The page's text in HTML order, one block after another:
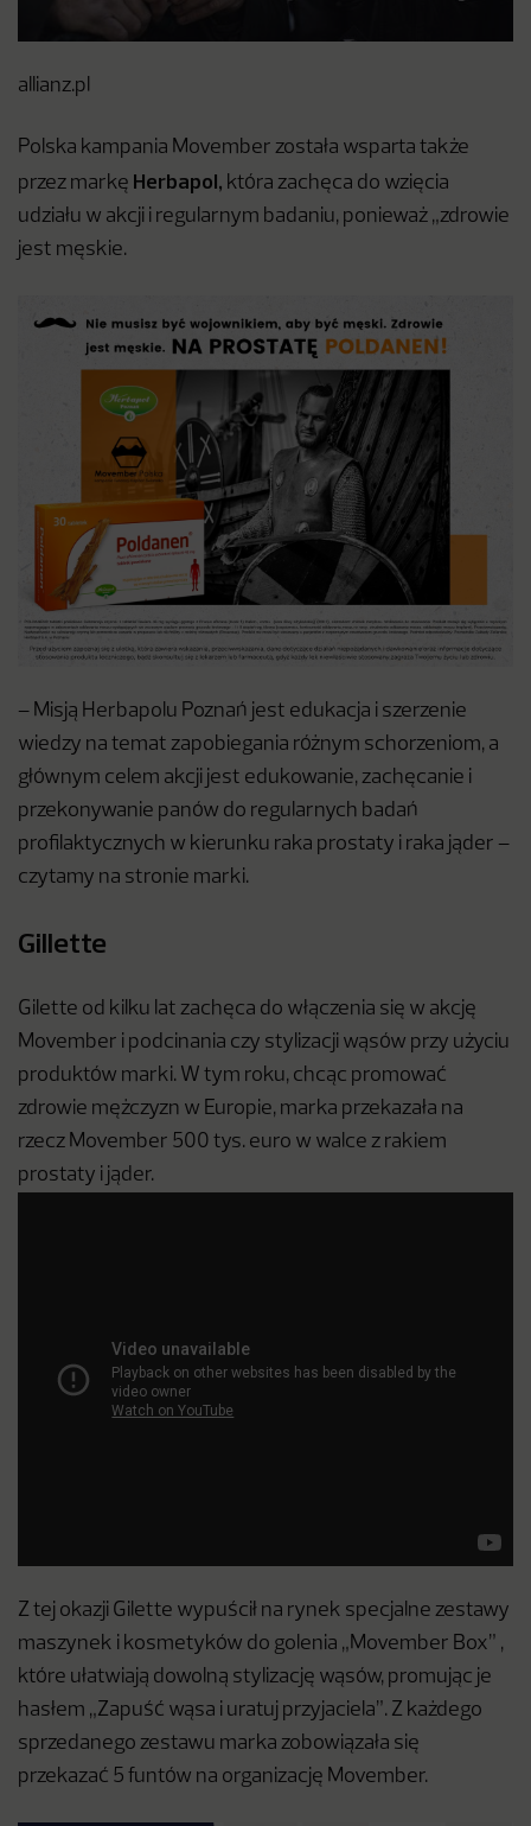
allianz.pl
Polska kampania Movember została wsparta także
przez markę Herbapol, która zachęca do wzięcia
udziału w akcji i regularnym badaniu, ponieważ „zdrowie
jest męskie.
– Misją Herbapolu Poznań jest edukacja i szerzenie
wiedzy na temat zapobiegania różnym schorzeniom, a
głównym celem akcji jest edukowanie, zachęcanie i
przekonywanie panów do regularnych badań
profilaktycznych w kierunku raka prostaty i raka jąder –
czytamy na stronie marki.
Gillette
Gilette od kilku lat zachęca do włączenia się w akcję
Movember i podcinania czy stylizacji wąsów przy użyciu
produktów marki. W tym roku, chcąc promować
zdrowie mężczyzn w Europie, marka przekazała na
rzecz Movember 500 tys. euro w walce z rakiem
prostaty i jąder.
Z tej okazji Gilette wypuścił na rynek specjalne zestawy
maszynek i kosmetyków do golenia „Movember Box” ,
które ułatwiają dowolną stylizację wąsów, promując je
hasłem „Zapuść wąsa i uratuj przyjaciela”. Z każdego
sprzedanego zestawu marka zobowiązała się
przekazać 5 funtów na organizację Movember.